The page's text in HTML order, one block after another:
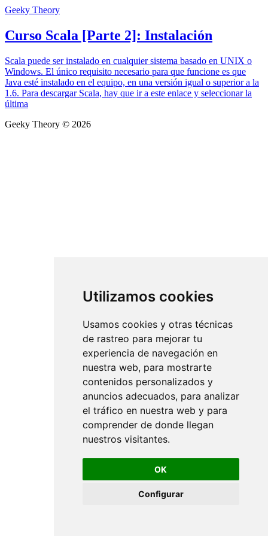
Utilizamos cookies
Usamos cookies y otras técnicas
de rastreo para mejorar tu
experiencia de navegación en
nuestra web, para mostrarte
contenidos personalizados y
anuncios adecuados, para analizar
el tráfico en nuestra web y para
comprender de donde llegan
nuestros visitantes.
OK
Configurar
Geeky Theory
Curso Scala [Parte 2]: Instalación
Scala puede ser instalado en cualquier sistema basado en UNIX o
Windows. El único requisito necesario para que funcione es que
Java esté instalado en el equipo, en una versión igual o superior a la
1.6. Para descargar Scala, hay que ir a este enlace y seleccionar la
última
Geeky Theory © 2026